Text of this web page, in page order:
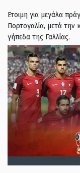
Ετοιμη για μεγάλα
Πορτογαλία, μετά
γήπεδα της Γαλλίας.